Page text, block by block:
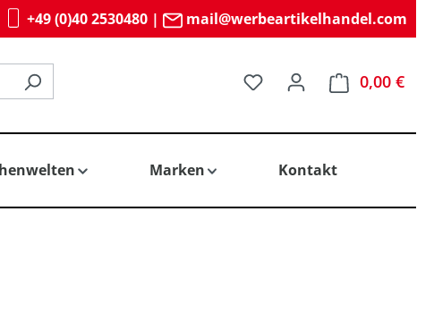
+49 (0)40 2530480| mail@werbeartikelhandel.com
Du hast 0 Produkte auf
0,00 €
Marken Kontakt